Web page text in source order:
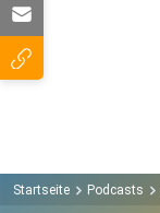
Startseite Podcasts